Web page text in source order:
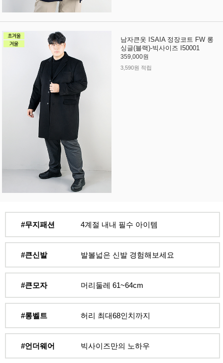
남자큰옷 ISAIA 정장코트 FW 롱
싱글(블랙)-빅사이즈 I50001
359,000원
3,590원 적립
#무지패션 4계절 내내 필수 아이템
#큰신발 발볼넓은 신발 경험해보세요
#큰모자 머리둘레 61~64cm
#롱벨트 허리 최대68인치까지
#언더웨어 빅사이즈만의 노하우